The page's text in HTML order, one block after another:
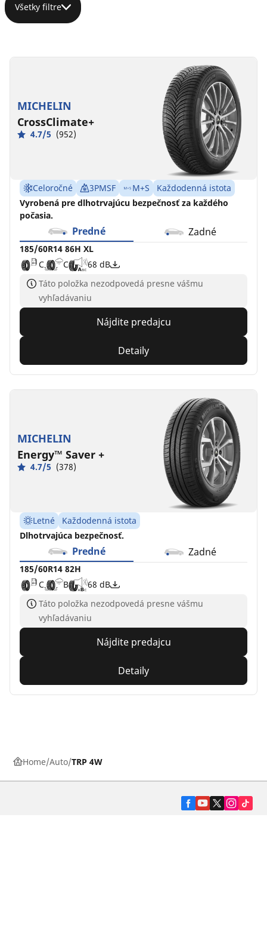
Všetky filtre
MICHELIN
CrossClimate+
4.7/5 (952)
Celoročné 3PMSF M+S
Každodenná istota
Vyrobená pre dlhotrvajúcu bezpečnosť za každého
počasia.
Predné Zadné
185/60R14 86H XL
C
C 68 dB
C
C
Táto položka nezodpovedá presne vášmu
vyhľadávaniu
Nájdite predajcu
Detaily
MICHELIN
Energy™ Saver +
4.7/5 (378)
Letné
Každodenná istota
Dlhotrvajúca bezpečnosť.
Predné Zadné
185/60R14 82H
C
B 68 dB
Táto položka nezodpovedá presne vášmu
vyhľadávaniu
Nájdite predajcu
Detaily
Home Auto TRP 4W